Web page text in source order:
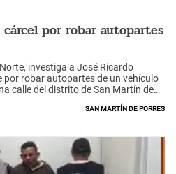
cárcel por robar autopartes
investiga a José Ricardo
robar autopartes de un vehículo
calle del distrito de San Martín de
San Martín de Porres